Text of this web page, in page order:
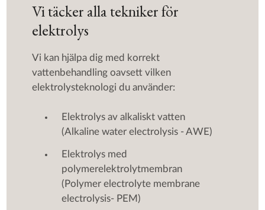
Vi täcker alla tekniker för
elektrolys
Vi kan hjälpa dig med korrekt
vattenbehandling oavsett vilken
elektrolysteknologi du använder:
Elektrolys av alkaliskt vatten
(Alkaline water electrolysis - AWE)
Elektrolys med
polymerelektrolytmembran
(Polymer electrolyte membrane
electrolysis- PEM)